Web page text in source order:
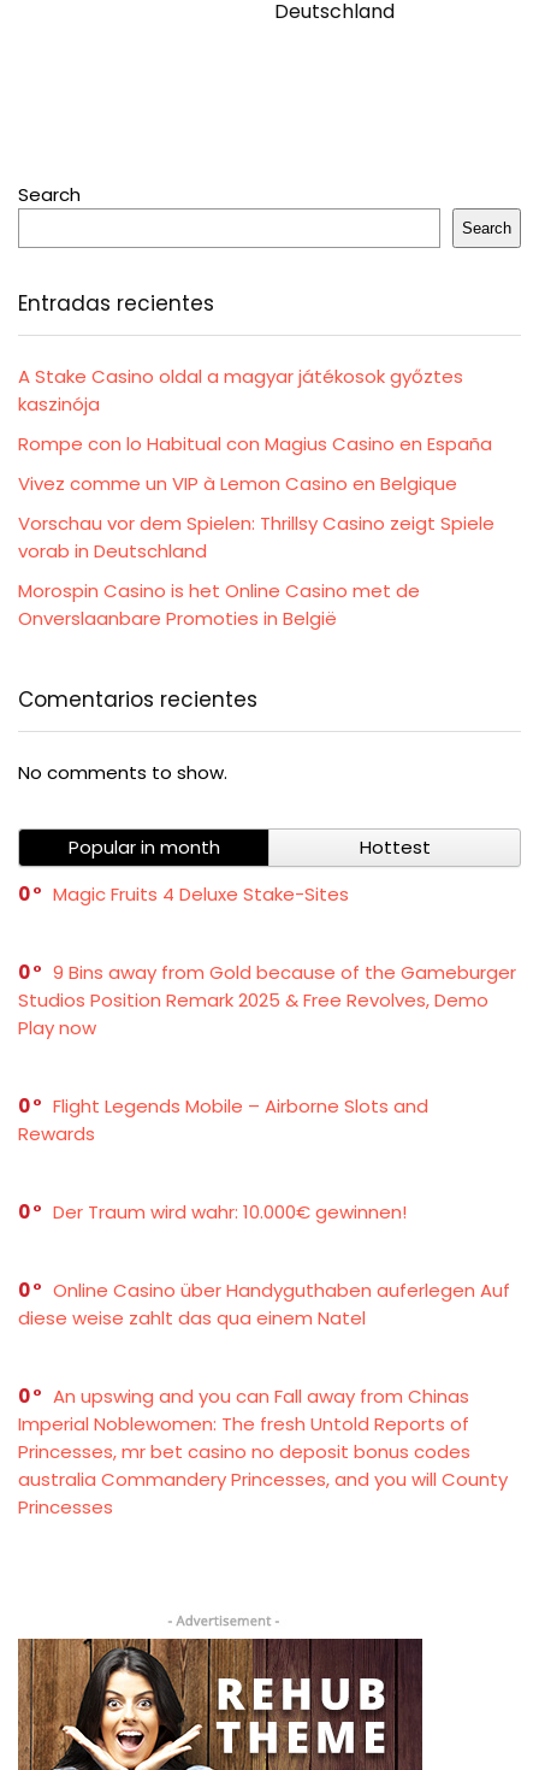
Deutschland
Search
Search
Entradas recientes
A Stake Casino oldal a magyar játékosok győztes
kaszinója
Rompe con lo Habitual con Magius Casino en España
Vivez comme un VIP à Lemon Casino en Belgique
Vorschau vor dem Spielen: Thrillsy Casino zeigt Spiele
vorab in Deutschland
Morospin Casino is het Online Casino met de
Onverslaanbare Promoties in België
Comentarios recientes
No comments to show.
Popular in month
Hottest
0
Magic Fruits 4 Deluxe Stake-Sites
0
9 Bins away from Gold because of the Gameburger
Studios Position Remark 2025 & Free Revolves, Demo
Play now
0
Flight Legends Mobile – Airborne Slots and
Rewards
0 Der Traum wird wahr: 10.000€ gewinnen!
0
Online Casino über Handyguthaben auferlegen Auf
diese weise zahlt das qua einem Natel
0
An upswing and you can Fall away from Chinas
Imperial Noblewomen: The fresh Untold Reports of
Princesses, mr bet casino no deposit bonus codes
australia Commandery Princesses, and you will County
Princesses